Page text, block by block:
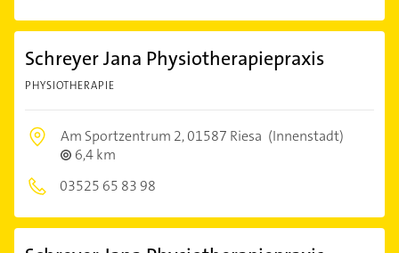
Schreyer Jana Physiotherapiepraxis
PHYSIOTHERAPIE
Am Sportzentrum 2,01587 Riesa (Innenstadt)
6,4 km
03525 65 83 98